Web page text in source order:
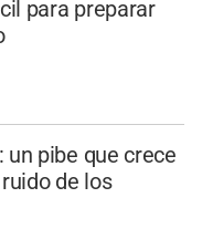
para preparar
un pibe que crece
de los